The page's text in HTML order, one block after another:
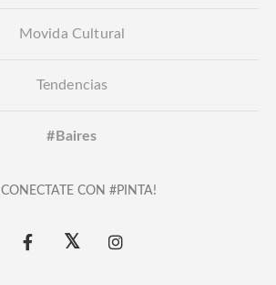
Movida Cultural
Tendencias
#Baires
CONECTATE CON #PINTA!